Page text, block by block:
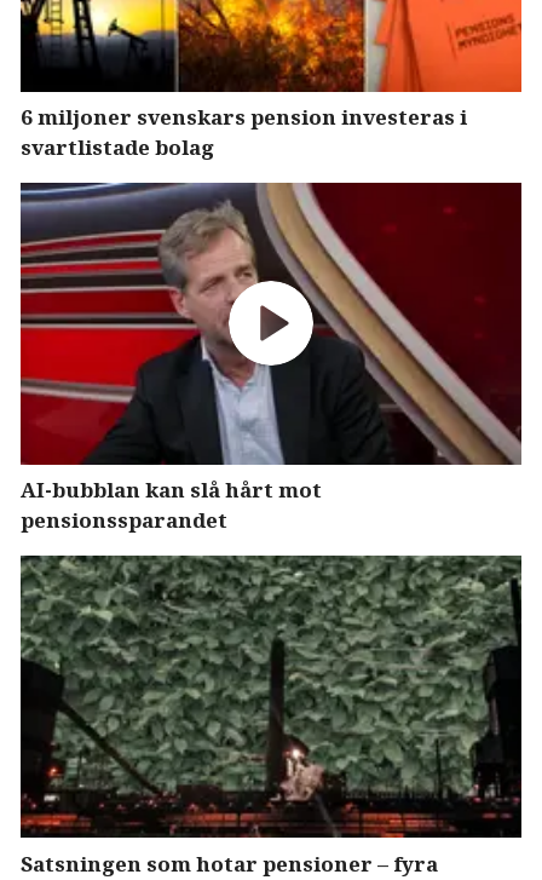
6 miljoner svenskars pension investeras i
svartlistade bolag
AI-bubblan kan slå hårt mot
pensionssparandet
Satsningen som hotar pensioner – fyra